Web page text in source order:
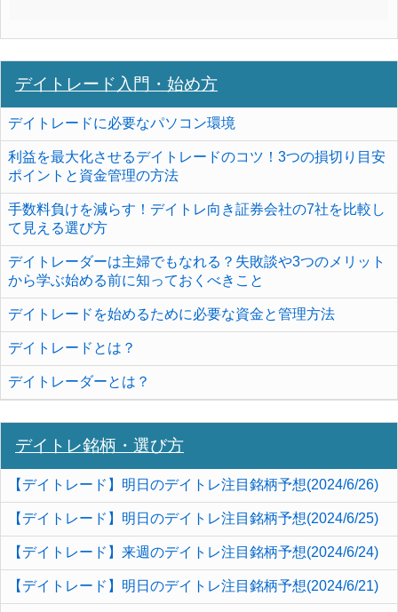
デイトレード入門・始め方
デイトレードに必要なパソコン環境
利益を最大化させるデイトレードのコツ！3つの損切り目安
ポイントと資金管理の方法
手数料負けを減らす！デイトレ向き証券会社の7社を比較し
て見える選び方
デイトレーダーは主婦でもなれる？失敗談や3つのメリット
から学ぶ始める前に知っておくべきこと
デイトレードを始めるために必要な資金と管理方法
デイトレードとは？
デイトレーダーとは？
デイトレ銘柄・選び方
【デイトレード】明日のデイトレ注目銘柄予想(2024/6/26)
【デイトレード】明日のデイトレ注目銘柄予想(2024/6/25)
【デイトレード】来週のデイトレ注目銘柄予想(2024/6/24)
【デイトレード】明日のデイトレ注目銘柄予想(2024/6/21)